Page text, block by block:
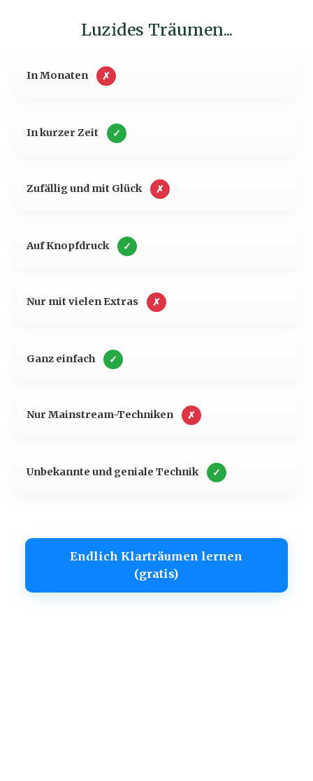
Luzides Träumen...
In Monaten ✗
In kurzer Zeit ✓
Zufällig und mit Glück ✗
Auf Knopfdruck ✓
Nur mit vielen Extras ✗
Ganz einfach ✓
Nur Mainstream-Techniken ✗
Unbekannte und geniale Technik ✓
Endlich Klarträumen lernen
(gratis)